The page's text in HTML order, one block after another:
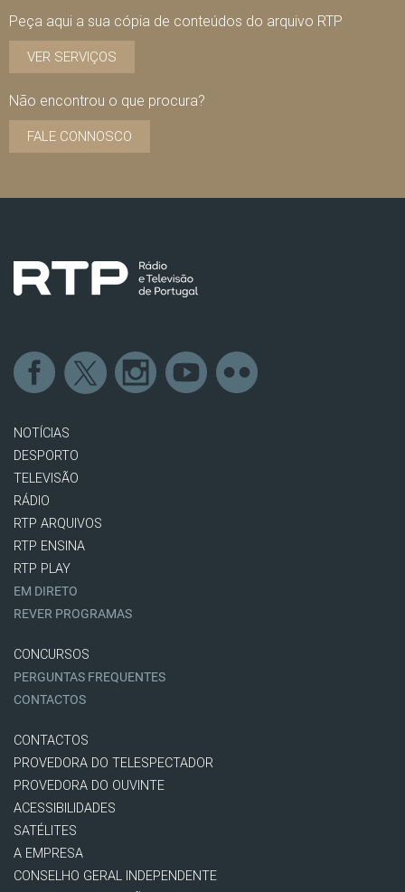
Peça aqui a sua cópia de conteúdos do arquivo RTP
VER SERVIÇOS
Não encontrou o que procura?
FALE CONNOSCO
NOTÍCIAS
DESPORTO
TELEVISÃO
RÁDIO
RTP ARQUIVOS
RTP ENSINA
RTP PLAY
EM DIRETO
REVER PROGRAMAS
CONCURSOS
PERGUNTAS FREQUENTES
CONTACTOS
CONTACTOS
PROVEDORA DO TELESPECTADOR
PROVEDORA DO OUVINTE
ACESSIBILIDADES
SATÉLITES
A EMPRESA
CONSELHO GERAL INDEPENDENTE